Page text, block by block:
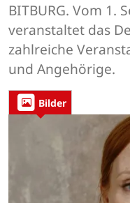
BITBURG. Vom 1.
veranstaltet das
zahlreiche
und Angehörige.
Bilder